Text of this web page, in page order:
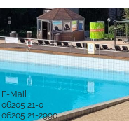
Kontakt
Alle Ansprechpartner
E-Mail
06205 21-0
06205 21-2990